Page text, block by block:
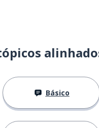
Básico